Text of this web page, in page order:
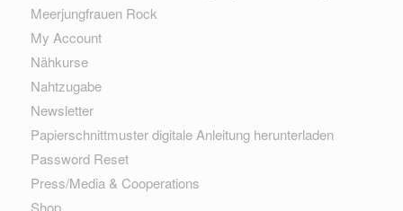
Meerjungfrauen Rock
My Account
Nähkurse
Nahtzugabe
Newsletter
Papierschnittmuster digitale Anleitung herunterladen
Password Reset
Press/Media & Cooperations